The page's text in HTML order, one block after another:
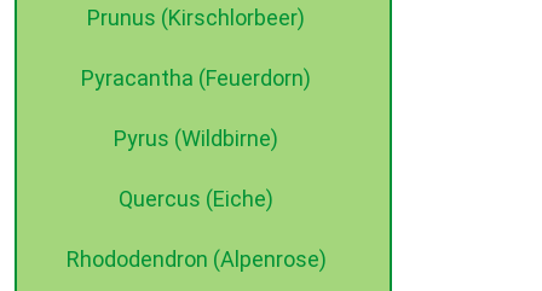
Prunus (Kirschlorbeer)
Pyracantha (Feuerdorn)
Pyrus (Wildbirne)
Quercus (Eiche)
Rhododendron (Alpenrose)